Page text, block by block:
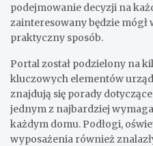
podejmowanie decyzji na
zainteresowany będzie
praktyczny sposób.
Portal został podzielony na
kluczowych elementów
znajdują się porady
jednym z najbardziej
każdym domu. Podłogi,
wyposażenia również